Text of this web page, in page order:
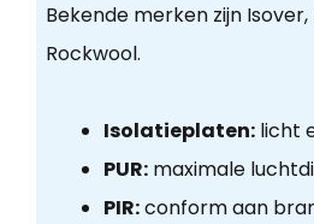
Bekende merken zijn
Rockwool.
Isolatieplaten:licht
PUR:maximale
PIR:conform aan